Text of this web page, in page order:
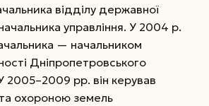
відділу державної
управління. У 2004 р.
— начальником
Дніпропетровського
2005–2009 рр. він керував
охороною земель